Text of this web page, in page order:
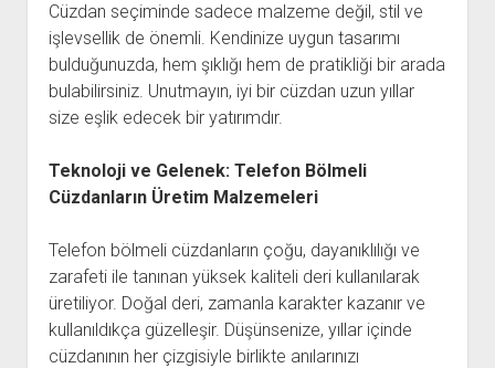
Cüzdan seçiminde sadece malzeme değil, stil ve
işlevsellik de önemli. Kendinize uygun tasarımı
bulduğunuzda, hem şıklığı hem de pratikliği bir arada
bulabilirsiniz. Unutmayın, iyi bir cüzdan uzun yıllar
size eşlik edecek bir yatırımdır.
Teknoloji ve Gelenek: Telefon Bölmeli
Cüzdanların Üretim Malzemeleri
Telefon bölmeli cüzdanların çoğu, dayanıklılığı ve
zarafeti ile tanınan yüksek kaliteli deri kullanılarak
üretiliyor. Doğal deri, zamanla karakter kazanır ve
kullanıldıkça güzelleşir. Düşünsenize, yıllar içinde
cüzdanının her çizgisiyle birlikte anılarınızı